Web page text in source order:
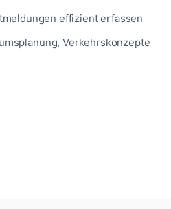
effizient erfassen
Verkehrskonzepte